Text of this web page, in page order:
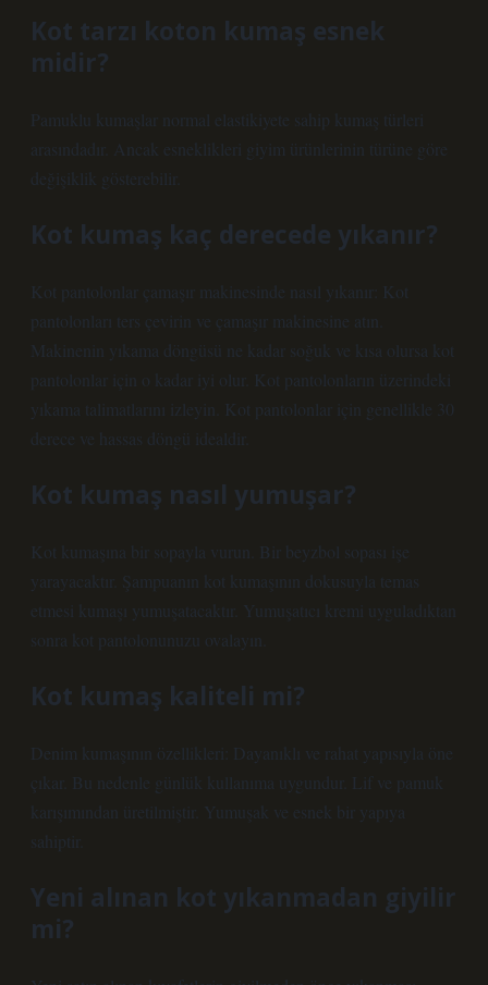
Kot tarzı koton kumaş esnek
midir?
Pamuklu kumaşlar normal elastikiyete sahip kumaş türleri
arasındadır. Ancak esneklikleri giyim ürünlerinin türüne göre
değişiklik gösterebilir.
Kot kumaş kaç derecede yıkanır?
Kot pantolonlar çamaşır makinesinde nasıl yıkanır: Kot
pantolonları ters çevirin ve çamaşır makinesine atın.
Makinenin yıkama döngüsü ne kadar soğuk ve kısa olursa kot
pantolonlar için o kadar iyi olur. Kot pantolonların üzerindeki
yıkama talimatlarını izleyin. Kot pantolonlar için genellikle 30
derece ve hassas döngü idealdir.
Kot kumaş nasıl yumuşar?
Kot kumaşına bir sopayla vurun. Bir beyzbol sopası işe
yarayacaktır. Şampuanın kot kumaşının dokusuyla temas
etmesi kumaşı yumuşatacaktır. Yumuşatıcı kremi uyguladıktan
sonra kot pantolonunuzu ovalayın.
Kot kumaş kaliteli mi?
Denim kumaşının özellikleri: Dayanıklı ve rahat yapısıyla öne
çıkar. Bu nedenle günlük kullanıma uygundur. Lif ve pamuk
karışımından üretilmiştir. Yumuşak ve esnek bir yapıya
sahiptir.
Yeni alınan kot yıkanmadan giyilir
mi?